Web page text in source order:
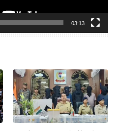
03:13